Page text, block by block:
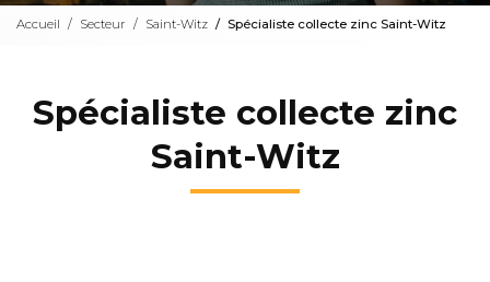
Accueil Secteur Saint-Witz Spécialiste collecte zinc Saint-Witz
Spécialiste collecte zinc
Saint-Witz